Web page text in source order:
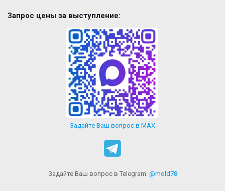
Запрос цены за выступление:
Задайте Ваш вопрос в MAX
Задайте Ваш вопрос в Telegram: @mold78